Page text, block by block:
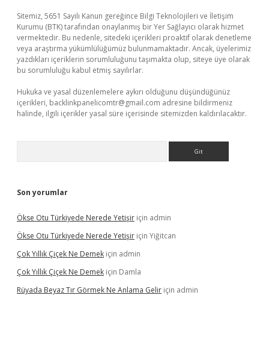
Sitemiz, 5651 Sayılı Kanun gereğince Bilgi Teknolojileri ve İletişim
Kurumu (BTK) tarafından onaylanmış bir Yer Sağlayıcı olarak hizmet
vermektedir. Bu nedenle, sitedeki içerikleri proaktif olarak denetleme
veya araştırma yükümlülüğümüz bulunmamaktadır. Ancak, üyelerimiz
yazdıkları içeriklerin sorumluluğunu taşımakta olup, siteye üye olarak
bu sorumluluğu kabul etmiş sayılırlar.
Hukuka ve yasal düzenlemelere aykırı olduğunu düşündüğünüz
içerikleri, backlinkpanelicomtr@gmail.com adresine bildirmeniz
halinde, ilgili içerikler yasal süre içerisinde sitemizden kaldırılacaktır.
Son yorumlar
Ökse Otu Türkiyede Nerede Yetişir için admin
Ökse Otu Türkiyede Nerede Yetişir için Yiğitcan
Çok Yıllık Çiçek Ne Demek için admin
Çok Yıllık Çiçek Ne Demek için Damla
Rüyada Beyaz Tır Görmek Ne Anlama Gelir için admin